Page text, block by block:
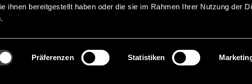
ihnen bereitgestellt haben oder die sie im Rahmen Ihrer Nutzung der
Präferenzen Statistiken